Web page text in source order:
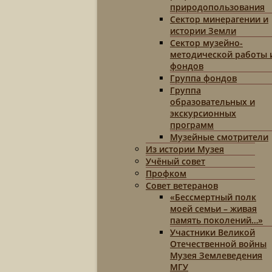
природопользования
Сектор минерагении и
истории Земли
Сектор музейно-
методической работы
фондов
Группа фондов
Группа
образовательных и
экскурсионных
программ
Музейные смотрители
Из истории Музея
Учёный совет
Профком
Совет ветеранов
«Бессмертный полк
моей семьи – живая
память поколений…»
Участники Великой
Отечественной войны
Музея Землеведения
МГУ